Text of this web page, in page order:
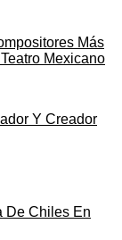
Más
Mexicano
Y Creador
De Chiles En